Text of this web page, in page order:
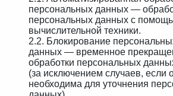
персональных данных —
персональных данных с
вычислительной техники.
2.2. Блокирование
данных — временное
обработки персональных
(за исключением случаев, если
необходима для уточнения